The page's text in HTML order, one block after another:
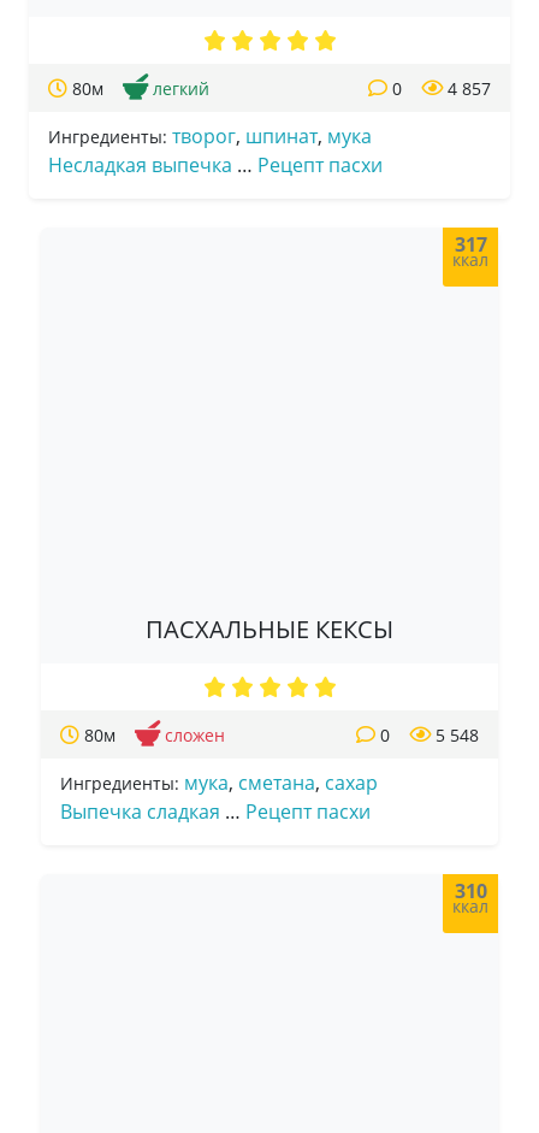
80м легкий 4 857
0
Ингредиенты: творог, шпинат, мука
Несладкая выпечка … Рецепт пасхи
317
ккал
ПАСХАЛЬНЫЕ КЕКСЫ
80м сложен 5 548
0
Ингредиенты: мука, сметана, сахар
Выпечка сладкая … Рецепт пасхи
310
ккал